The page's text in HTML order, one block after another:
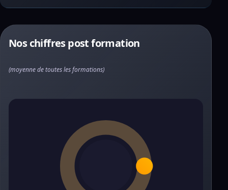
Nos chiffres post formation
(moyenne de toutes les formations)